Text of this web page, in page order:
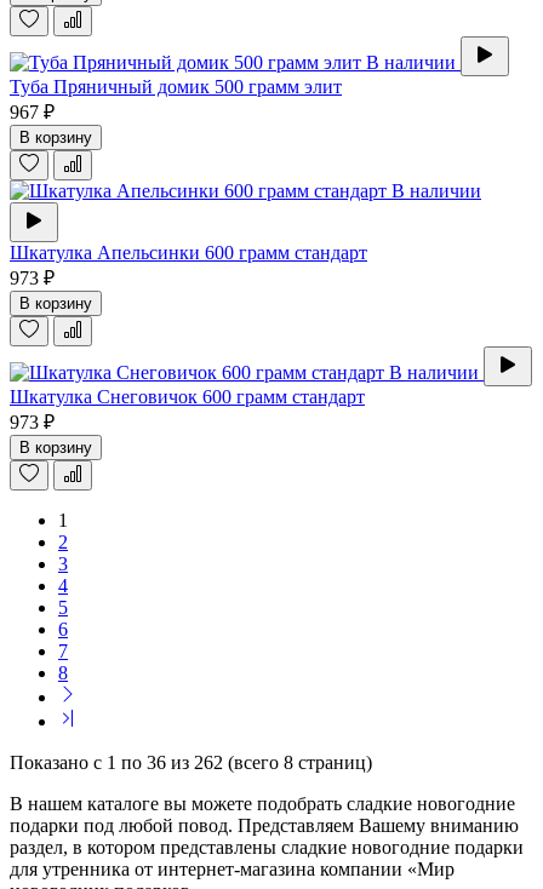
В наличии
Туба Пряничный домик 500 грамм элит
967 ₽
В корзину
В наличии
Шкатулка Апельсинки 600 грамм стандарт
973 ₽
В корзину
В наличии
Шкатулка Снеговичок 600 грамм стандарт
973 ₽
В корзину
1
2
3
4
5
6
7
8
Показано с 1 по 36 из 262 (всего 8 страниц)
В нашем каталоге вы можете подобрать сладкие новогодние
подарки под любой повод. Представляем Вашему вниманию
раздел, в котором представлены сладкие новогодние подарки
для утренника от интернет-магазина компании «Мир